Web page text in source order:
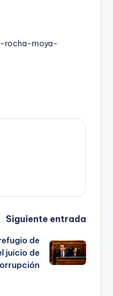
rocha-moya-
Siguiente entrada
de
juicio de